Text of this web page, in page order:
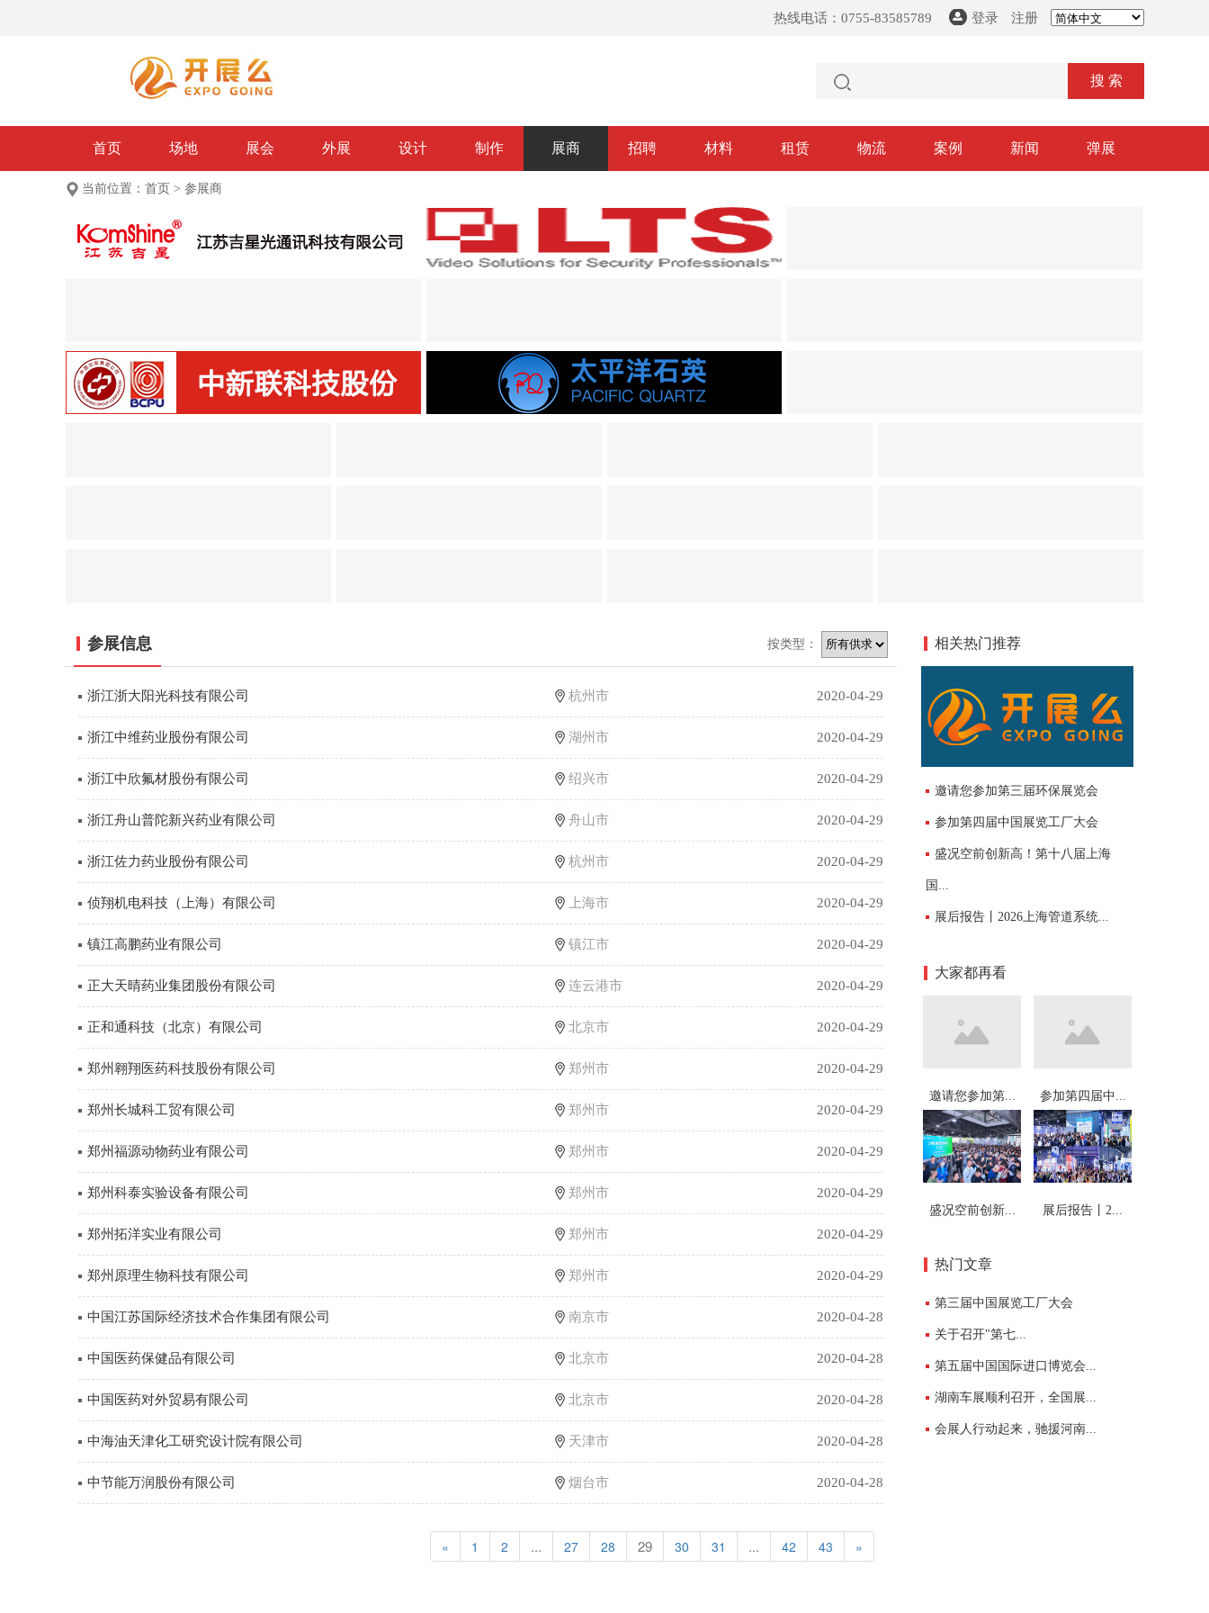
热线电话：0755-83585789 登录 注册
搜 索
首页 场地 展会 外展 设计 制作 展商 招聘 材料 租赁 物流 案例 新闻 弹展
当前位置： 首页 > 参展商
参展信息 按类型：
浙江浙大阳光科技有限公司 杭州市 2020-04-29
浙江中维药业股份有限公司 湖州市 2020-04-29
浙江中欣氟材股份有限公司 绍兴市 2020-04-29
浙江舟山普陀新兴药业有限公司 舟山市 2020-04-29
浙江佐力药业股份有限公司 杭州市 2020-04-29
侦翔机电科技（上海）有限公司 上海市 2020-04-29
镇江高鹏药业有限公司 镇江市 2020-04-29
正大天晴药业集团股份有限公司 连云港市 2020-04-29
正和通科技（北京）有限公司 北京市 2020-04-29
郑州翱翔医药科技股份有限公司 郑州市 2020-04-29
郑州长城科工贸有限公司 郑州市 2020-04-29
郑州福源动物药业有限公司 郑州市 2020-04-29
郑州科泰实验设备有限公司 郑州市 2020-04-29
郑州拓洋实业有限公司 郑州市 2020-04-29
郑州原理生物科技有限公司 郑州市 2020-04-29
中国江苏国际经济技术合作集团有限公司 南京市 2020-04-28
中国医药保健品有限公司 北京市 2020-04-28
中国医药对外贸易有限公司 北京市 2020-04-28
中海油天津化工研究设计院有限公司 天津市 2020-04-28
中节能万润股份有限公司 烟台市 2020-04-28
« 1 2 ... 27 28 29 30 31 ... 42 43 »
相关热门推荐
邀请您参加第三届环保展览会
参加第四届中国展览工厂大会
盛况空前创新高！第十八届上海
国...
展后报告丨2026上海管道系统...
大家都再看
邀请您参加第... 参加第四届中...
盛况空前创新... 展后报告丨2...
热门文章
第三届中国展览工厂大会
关于召开"第七...
第五届中国国际进口博览会...
湖南车展顺利召开，全国展...
会展人行动起来，驰援河南...